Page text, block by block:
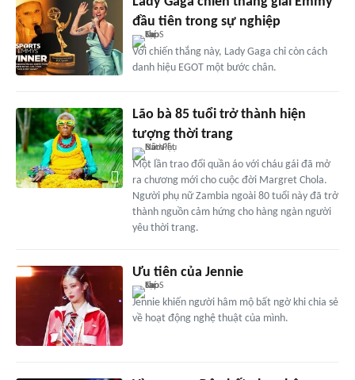
đầu tiên trong sự nghiệp
Với chiến thắng này, Lady Gaga chỉ còn cách
danh hiệu EGOT một bước chân.
Lão bà 85 tuổi trở thành hiện
tượng thời trang
Một lần trao đổi quần áo với cháu gái đã mở
ra chương mới cho cuộc đời Margret Chola.
Người phụ nữ Zambia ngoài 80 tuổi này đã trở
thành nguồn cảm hứng cho hàng ngàn người
yêu thời trang.
Ưu tiên của Jennie
Jennie khiến người hâm mộ bất ngờ khi chia sẻ
về hoạt động nghệ thuật của mình.